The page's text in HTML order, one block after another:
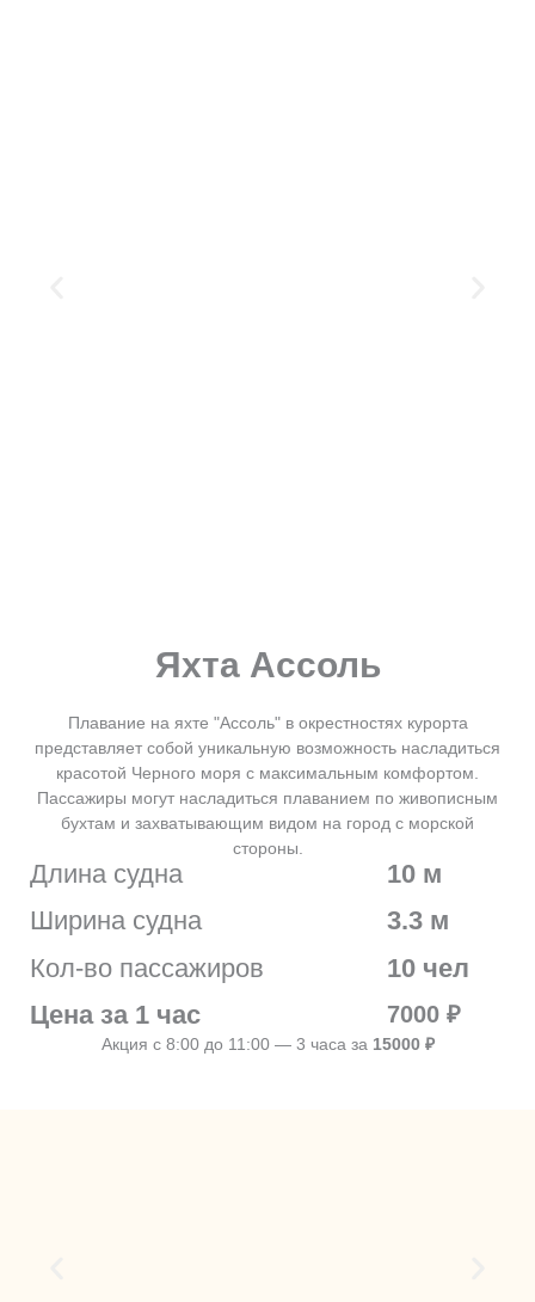
Яхта Ассоль
Плавание на яхте "Ассоль" в окрестностях курорта
представляет собой уникальную возможность насладиться
красотой Черного моря с максимальным комфортом.
Пассажиры могут насладиться плаванием по живописным
бухтам и захватывающим видом на город с морской
стороны.
Длина судна
10 м
Ширина судна
3.3 м
Кол-во пассажиров
10 чел
Цена за 1 час
7000 ₽
Акция с 8:00 до 11:00 — 3 часа за 15000 ₽